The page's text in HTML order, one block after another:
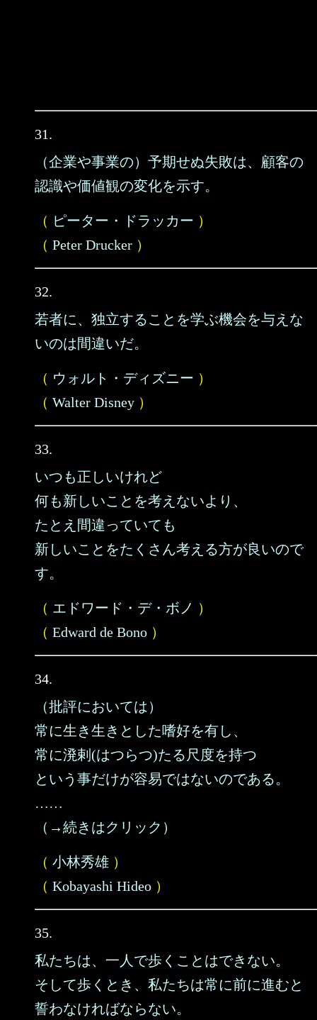
31.
（企業や事業の）予期せぬ失敗は、顧客の
認識や価値観の変化を示す。
（ ピーター・ドラッカー ）
（ Peter Drucker ）
32.
若者に、独立することを学ぶ機会を与えな
いのは間違いだ。
（ ウォルト・ディズニー ）
（ Walter Disney ）
33.
いつも正しいけれど
何も新しいことを考えないより、
たとえ間違っていても
新しいことをたくさん考える方が良いので
す。
（ エドワード・デ・ボノ ）
（ Edward de Bono ）
34.
（批評においては）
常に生き生きとした嗜好を有し、
常に溌剌(はつらつ)たる尺度を持つ
という事だけが容易ではないのである。
……
（→続きはクリック）
（ 小林秀雄 ）
（ Kobayashi Hideo ）
35.
私たちは、一人で歩くことはできない。
そして歩くとき、私たちは常に前に進むと
誓わなければならない。